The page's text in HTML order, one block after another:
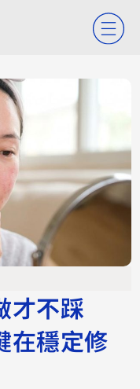
才不踩
在穩定修